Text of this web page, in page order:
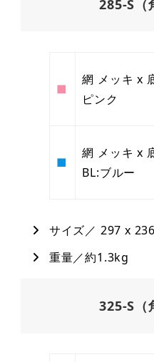
285-S（
■
網 メッキ x
ピンク
■
網 メッキ x
BL:ブルー
サイズ／ 297 x
重量／約1.3kg
325-S（